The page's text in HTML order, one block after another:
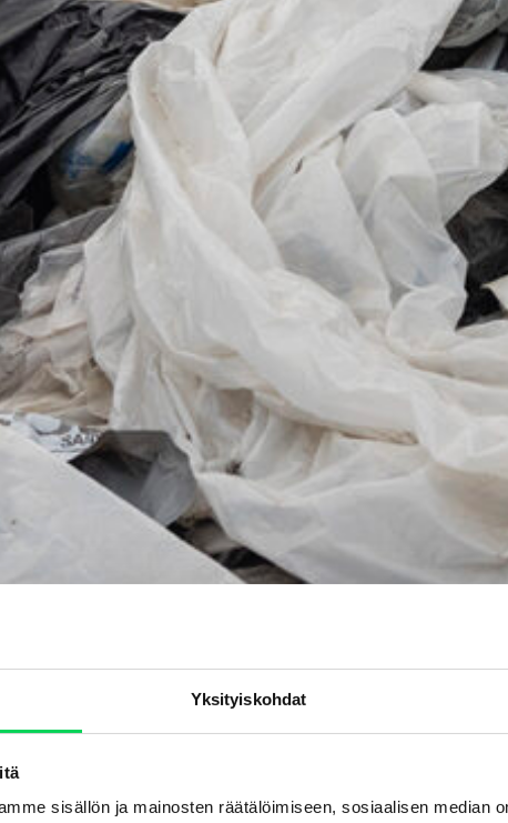
Yksityiskohdat
sisällön ja mainosten räätälöimiseen, sosiaalisen median